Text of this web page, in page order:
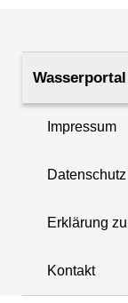
(m ü. NHN)
(m u. GOK)
+
−
Impressum
Datenschutz
Erklärung
Kontakt